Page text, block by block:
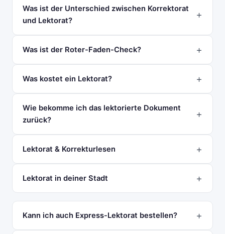
Was ist der Unterschied zwischen Korrektorat
und Lektorat?
Was ist der Roter-Faden-Check?
Was kostet ein Lektorat?
Wie bekomme ich das lektorierte Dokument
zurück?
Lektorat & Korrekturlesen
Lektorat in deiner Stadt
Kann ich auch Express-Lektorat bestellen?